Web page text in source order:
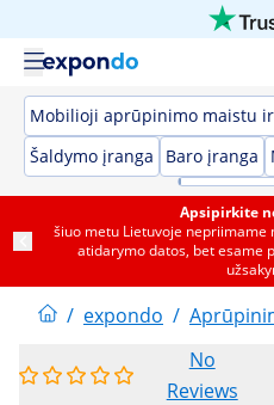
Mobilioji aprūpinimo maistu
Šaldymo įranga
Baro įranga
Apsipirkite
šiuo metu Lietuvoje
atidarymo datos, bet esame
/ expondo /
No
Reviews